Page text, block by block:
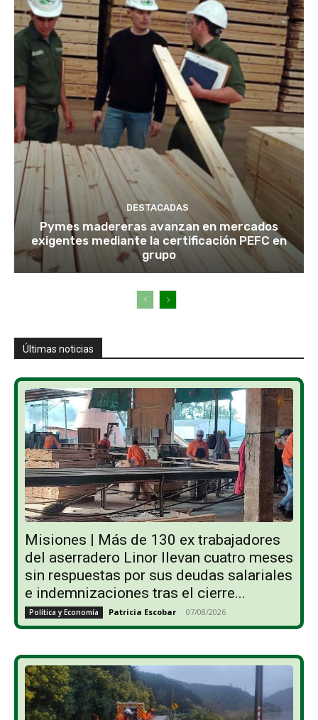
DESTACADAS
Pymes madereras avanzan en mercados
exigentes mediante la certificación PEFC en
grupo
Últimas noticias
Misiones | Más de 130 ex trabajadores
del aserradero Linor llevan cuatro meses
sin respuestas por sus deudas salariales
e indemnizaciones tras el cierre...
Política y Economía Patricia Escobar - 07/08/2026